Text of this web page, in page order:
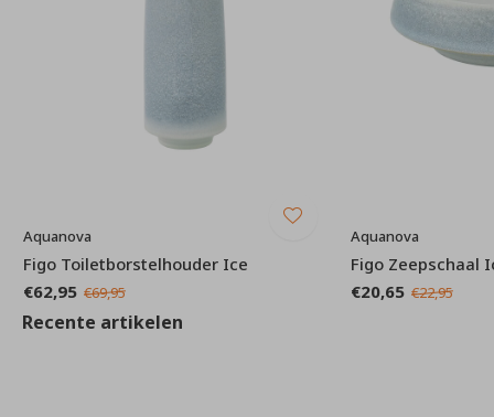
Aquanova
Figo Toiletborstelhouder Ice
€62,95 €69,95
Aquanova
Figo Zeepschaal
€20,65 €22,95
Recente artikelen